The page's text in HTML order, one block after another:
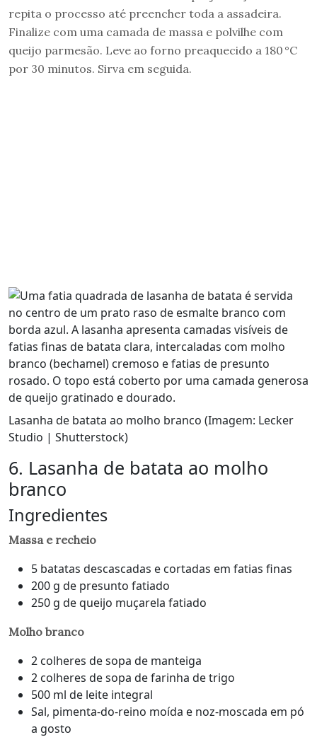
repita o processo até preencher toda a assadeira.
Finalize com uma camada de massa e polvilhe com
queijo parmesão. Leve ao forno preaquecido a 180 °C
por 30 minutos. Sirva em seguida.
Lasanha de batata ao molho branco (Imagem: Lecker
Studio | Shutterstock)
6. Lasanha de batata ao molho
branco
Ingredientes
Massa e recheio
5 batatas descascadas e cortadas em fatias finas
200 g de presunto fatiado
250 g de queijo muçarela fatiado
Molho branco
2 colheres de sopa de manteiga
2 colheres de sopa de farinha de trigo
500 ml de leite integral
Sal, pimenta-do-reino moída e noz-moscada em pó
a gosto